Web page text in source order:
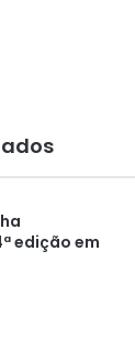
edição em